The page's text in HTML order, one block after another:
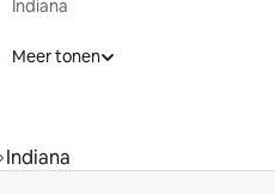
Indiana
Meer tonen
Indiana